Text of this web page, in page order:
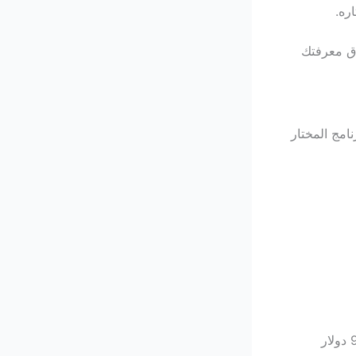
معرفتك
الجامعة والبرنامج المختار
بعض البرامج في جامعات مثل شرق البحر المتوسط قد تصل إلى 9000 دولار